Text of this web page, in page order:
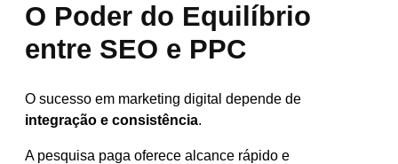
O Poder do Equilíbrio
entre SEO e PPC
O sucesso em marketing digital depende de
integração e consistência.
A pesquisa paga oferece alcance rápido e